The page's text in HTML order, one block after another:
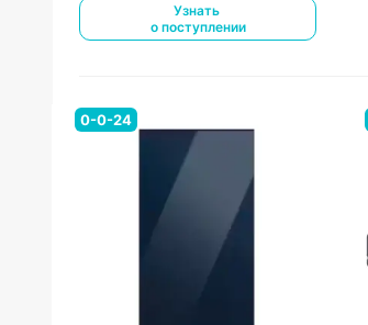
Узнать
о поступлении
0-0-24